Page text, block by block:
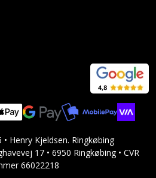
Henry Kjeldsen. Ringkøbing
17 • 6950 Ringkøbing • CVR
66022218